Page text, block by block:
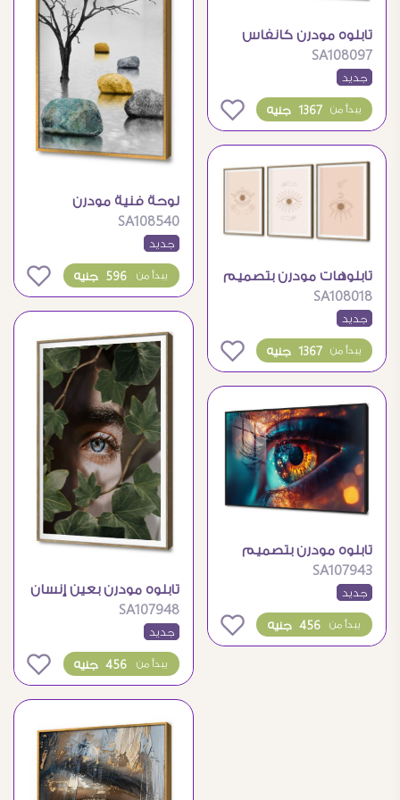
تابلوه مودرن كانفاس
بنقوش ذهبية فخمة
SA108097
جديد
1367 جنيه يبدأ من 0
لوحة فنية مودرن
لشجرة وصخور هادئة
SA108540
جديد
596 جنيه يبدأ من
تابلوهات مودرن بتصميم
العين واليد البوهيمي
SA108018
جديد
1367 جنيه يبدأ من
تابلوه مودرن بعين إنسان
وسط أوراق الشجر
SA107948
جديد
456 جنيه يبدأ من
تابلوه مودرن بتصميم
فني مقرب للعين
SA107943
جديد
456 جنيه يبدأ من